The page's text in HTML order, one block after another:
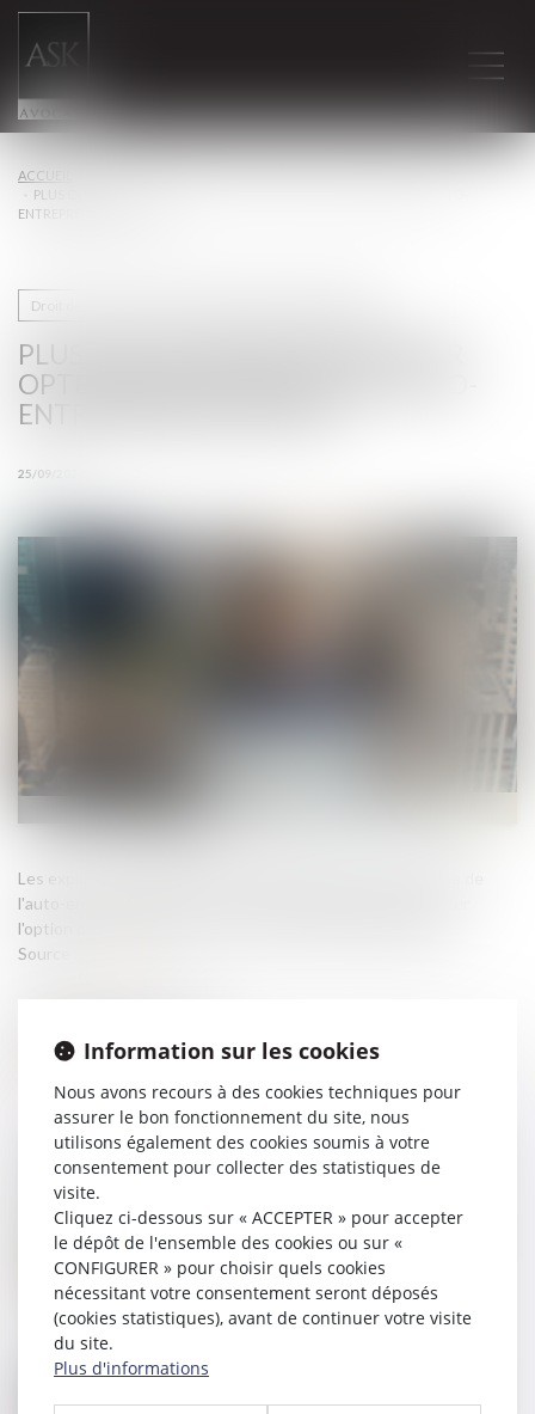
ACCUEIL
PLUS QUE QUELQUES JOURS POUR OPTER POUR LE RÉGIME DE L'AUTO-
ENTREPRENEUR EN 2025
PLUS QUE QUELQUES JOURS POUR
OPTER POUR LE RÉGIME DE L'AUTO-
ENTREPRENEUR EN 2025
25/09/2024
Droit des sociétés commerciales et professionnelles
Source :
Les exploitants individuels qui souhaitent relever du régime de
l'auto-entrepreneur au titre de l'année 2025 doivent exercer
l'option pour ce régime au plus tard le 30 septembre 2024...
Nullité de la clause contractuelle visant à reporter
automatiquement la charge de la réparation de
l'accident sur l'employeur
30 SEPT.
quand est-elle applicable ?
27SEPT.
Information sur les cookies
Nous avons recours à des cookies techniques pour
assurer le bon fonctionnement du site, nous
utilisons également des cookies soumis à votre
consentement pour collecter des statistiques de
visite.
Cliquez ci-dessous sur « ACCEPTER » pour accepter
le dépôt de l'ensemble des cookies ou sur «
CONFIGURER » pour choisir quels cookies
nécessitant votre consentement seront déposés
(cookies statistiques), avant de continuer votre visite
du site.
Plus d'informations